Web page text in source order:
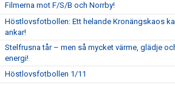
Filmerna mot F/S/B och Norrby!
Höstlovsfotbollen: Ett helande Kronängskaos
ankar!
Stelfrusna tår – men så mycket värme, glädje
energi!
Höstlovsfotbollen 1/11